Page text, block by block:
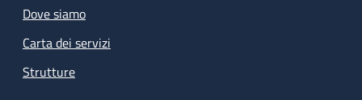
Dove siamo
Carta dei servizi
Strutture